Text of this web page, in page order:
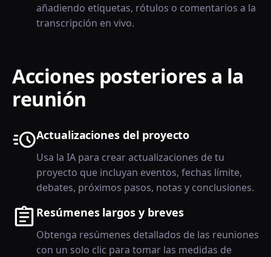
añadiendo etiquetas, rótulos o comentarios a la
transcripción en vivo.
Acciones posteriores a la
reunión
Actualizaciones del proyecto
Usa la IA para crear actualizaciones de tu
proyecto que incluyan eventos, fechas límite,
debates, próximos pasos, notas y conclusiones.
Resúmenes largos y breves
Obtenga resúmenes detallados de las reuniones
con un solo clic para tomar las medidas de